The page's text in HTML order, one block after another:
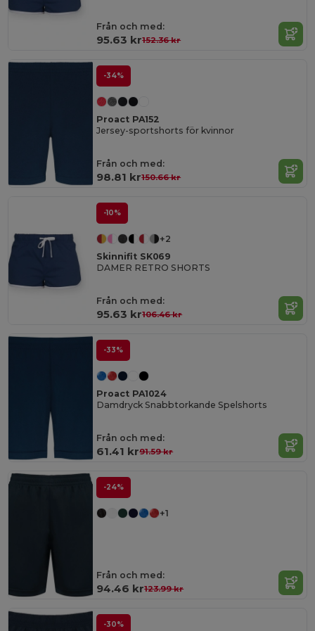
Från och med:
95.63 kr152.36 kr
-34%
Proact PA152
Jersey-sportshorts för kvinnor
Från och med:
98.81 kr150.66 kr
-10%
+2
Skinnifit SK069
DAMER RETRO SHORTS
Från och med:
95.63 kr106.46 kr
-33%
Proact PA1024
Damdryck Snabbtorkande Spelshorts
Från och med:
61.41 kr91.59 kr
-24%
+1
Från och med:
94.46 kr123.99 kr
-30%